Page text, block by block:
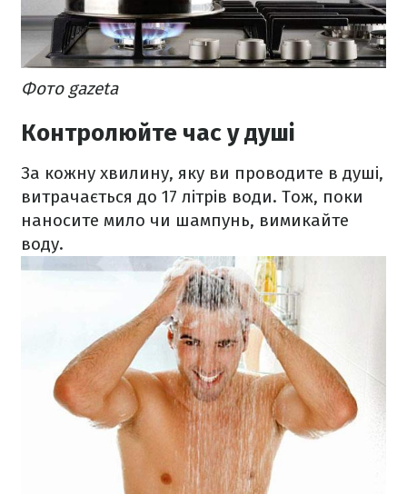
Фото gazeta
Контролюйте час у душі
За кожну хвилину, яку ви проводите в душі,
витрачається до 17 літрів води. Тож, поки
наносите мило чи шампунь, вимикайте
воду.